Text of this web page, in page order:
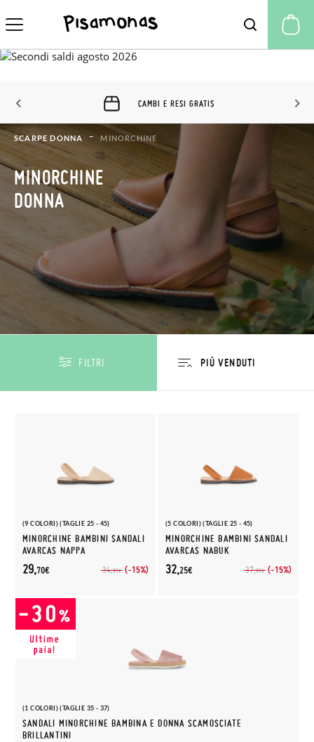
CAMBI E RESI GRATIS
SCARPE DONNA MINORCHINE
MINORCHINE
DONNA
FILTRI
(9 COLORI) (TAGLIE 25 - 45)
MINORCHINE BAMBINI SANDALI
AVARCAS NAPPA
34,95€ (-15%)
29,70€
(5 COLORI) (TAGLIE 25 - 45)
MINORCHINE BAMBINI SANDALI
AVARCAS NABUK
37,95€ (-15%)
32,25€
(1 COLORI) (TAGLIE 35 - 37)
SANDALI MINORCHINE BAMBINA E DONNA SCAMOSCIATE
BRILLANTINI